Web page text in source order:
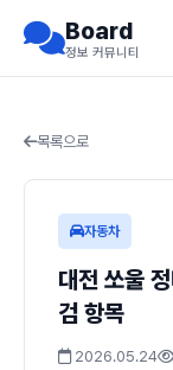
Board
정보 커뮤니티
목록으로
자동차
대전 쏘울
검 항목
2026.05.24